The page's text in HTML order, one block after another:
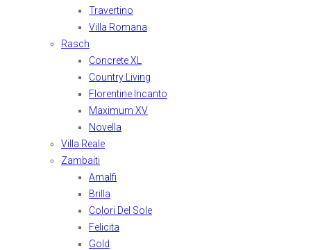
Travertino
Villa Romana
Rasch
Concrete XL
Country Living
Florentine Incanto
Maximum XV
Novella
Villa Reale
Zambaiti
Amalfi
Brilla
Colori Del Sole
Felicita
Gold